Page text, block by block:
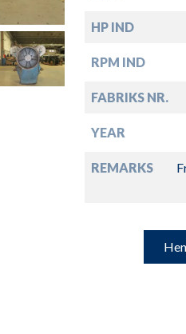
HP IND
RPM IND
FABRIKS NR.
YEAR
REMARKS